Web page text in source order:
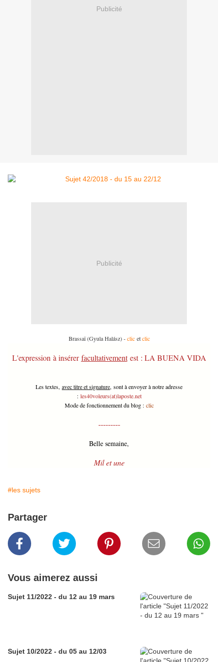
Publicité
Publicité
Brassaï (Gyula Halász) -clicetclic
L'expression à insérerfacultativementest: LA BUENA VIDA
Les textes, avec titre et signature, sont à envoyer à notre adresse
: les40voleurs(at)laposte.net
Mode de fonctionnement du blog : clic
---------
Belle semaine,
Mil et une
#les sujets
Partager
Vous aimerez aussi
Sujet 11/2022 - du 12 au 19 mars
Sujet 10/2022 - du 05 au 12/03